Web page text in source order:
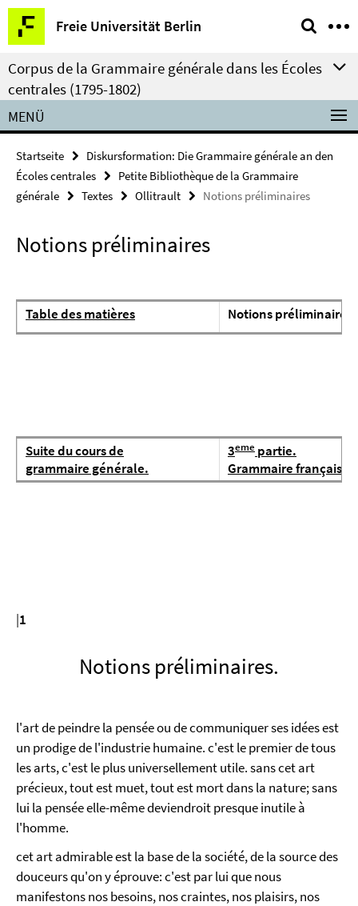
Springe
direkt
zu
Inhalt
Freie Universität Berlin
Service-
Navigation
Corpus de la Grammaire générale dans les Écoles
centrales (1795-1802)
MENÜ
Startseite
Diskursformation: Die Grammaire générale an den
Écoles centrales
Petite Bibliothèque de la Grammaire
générale
Textes Ollitrault Notions préliminaires
Notions préliminaires
Table des matières Notions préliminaires.
Suite du cours de
grammaire générale.
3eme partie.
Grammaire française.
|1
Notions préliminaires.
l'art de peindre la pensée ou de communiquer ses idées est
un prodige de l'industrie humaine. c'est le premier de tous
les arts, c'est le plus universellement utile. sans cet art
précieux, tout est muet, tout est mort dans la nature; sans
lui la pensée elle-même deviendroit presque inutile à
l'homme.
cet art admirable est la base de la société, de la source des
douceurs qu'on y éprouve: c'est par lui que nous
manifestons nos besoins, nos craintes, nos plaisirs, nos